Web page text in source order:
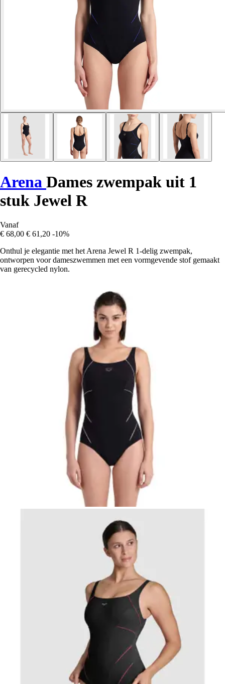
Arena Dames zwempak uit 1
stuk Jewel R
Vanaf
€ 68,00 € 61,20 -10%
Onthul je elegantie met het Arena Jewel R 1-delig zwempak,
ontworpen voor dameszwemmen met een vormgevende stof gemaakt
van gerecycled nylon.